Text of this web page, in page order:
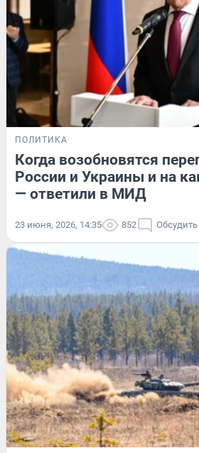
ПОЛИТИКА
Когда возобновятся
России и Украины и на
— ответили в МИД
23 июня, 2026, 14:35 852 Обсудить